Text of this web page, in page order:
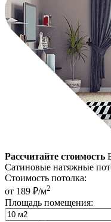
Рассчитайте стоимость
Сатиновые натяжные
Стоимость потолка:
от 189 ₽/м2
Площадь помещения: